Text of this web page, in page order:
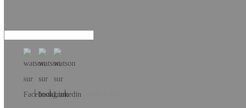
Téléchargez l’app!